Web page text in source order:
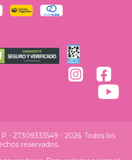
- 27309333549 - 2026. Todos los
reservados.